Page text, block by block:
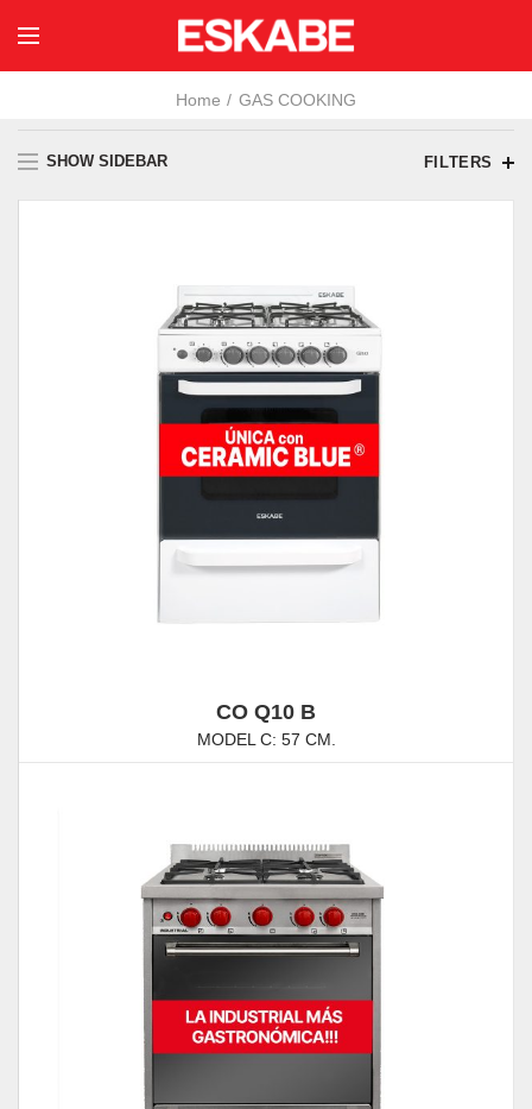
Home GAS COOKING
SHOW SIDEBAR FILTERS
CO Q10 B
MODEL C: 57 CM.